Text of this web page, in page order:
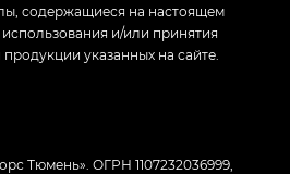
содержащиеся на настоящем
и/или принятия
указанных на сайте.
Тюмень». ОГРН 1107232036999,